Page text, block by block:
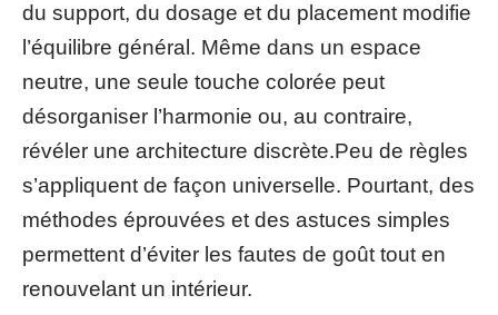
du support, du dosage et du placement modifie
l’équilibre général. Même dans un espace
neutre, une seule touche colorée peut
désorganiser l’harmonie ou, au contraire,
révéler une architecture discrète.Peu de règles
s’appliquent de façon universelle. Pourtant, des
méthodes éprouvées et des astuces simples
permettent d’éviter les fautes de goût tout en
renouvelant un intérieur.